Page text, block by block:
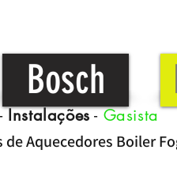
Bosch
-Instalações-Gasista
Aquecedores Boiler